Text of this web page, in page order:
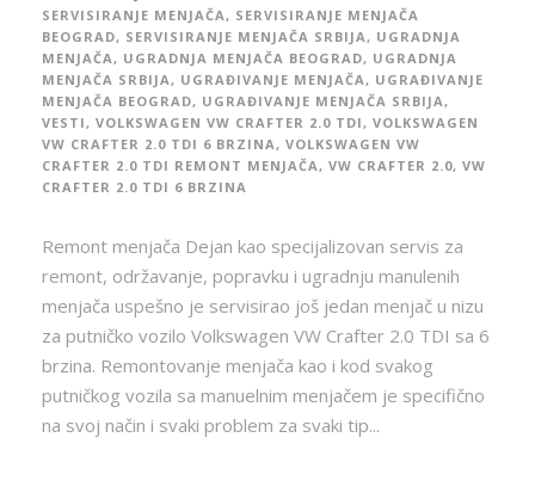
SERVISIRANJE MENJAČA, SERVISIRANJE MENJAČA
BEOGRAD, SERVISIRANJE MENJAČA SRBIJA, UGRADNJA
MENJAČA, UGRADNJA MENJAČA BEOGRAD, UGRADNJA
MENJAČA SRBIJA, UGRAĐIVANJE MENJAČA, UGRAĐIVANJE
MENJAČA BEOGRAD, UGRAĐIVANJE MENJAČA SRBIJA,
VESTI, VOLKSWAGEN VW CRAFTER 2.0 TDI, VOLKSWAGEN
VW CRAFTER 2.0 TDI 6 BRZINA, VOLKSWAGEN VW
CRAFTER 2.0 TDI REMONT MENJAČA, VW CRAFTER 2.0, VW
CRAFTER 2.0 TDI 6 BRZINA
Remont menjača Dejan kao specijalizovan servis za
remont, održavanje, popravku i ugradnju manulenih
menjača uspešno je servisirao još jedan menjač u nizu
za putničko vozilo Volkswagen VW Crafter 2.0 TDI sa 6
brzina. Remontovanje menjača kao i kod svakog
putničkog vozila sa manuelnim menjačem je specifično
na svoj način i svaki problem za svaki tip...